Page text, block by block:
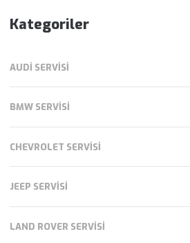
Kategoriler
AUDI SERVISI
BMW SERVISI
CHEVROLET SERVISI
JEEP SERVISI
LAND ROVER SERVISI